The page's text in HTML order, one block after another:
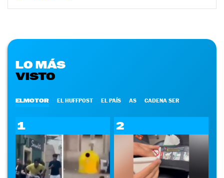
LO MÁS
VISTO
ELMOTOR EL HUFFPOST EL PAÍS AS CADENA SER
1 2